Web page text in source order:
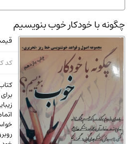
پزشکی(140)
کامپیوتر و نرم افزار(13)
ورزشی و تربیت بدنی(34)
آشپزی و خوراکی(25)
سرگرمی و بازی(7)
رمان و داستان خارجی(489)
حقوقی و قانون(47)
کتاب های مصور رنگی و گلاسه(23)
چگونه با خودکار خوب بنویسیم
کد